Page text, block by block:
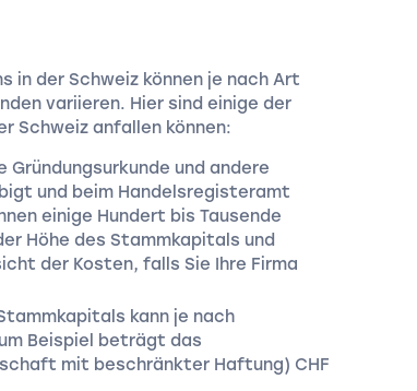
in der Schweiz können je nach Art
variieren. Hier sind einige der
Schweiz anfallen können:
Gründungsurkunde und andere
und beim Handelsregisteramt
einige Hundert bis Tausende
Höhe des Stammkapitals und
der Kosten, falls Sie Ihre Firma
kann je nach
Beispiel beträgt das
mit beschränkter Haftung) CHF